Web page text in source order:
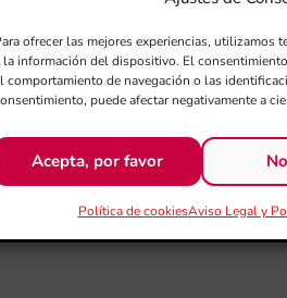
ofrecer las mejores experiencias, utilizamos
la información del dispositivo. El
comportamiento de navegación o las
puede afectar negativamente a
Acepta, por favor
Política de cookiesAviso Legal y